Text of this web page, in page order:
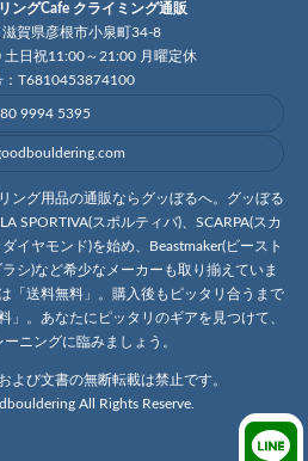
ングCafe クライミング通販
賀県彦根市小泉町34-8
日祝11:00～21:00 月曜定休
：T6810453874100
9994 5395
ング用品の通販ならグッぼるへ。グッぼる
SPORTIVA(スポルティバ)、SCARPA(スカ
イヤモンド)を始め、Beastmaker(ビースト
シ)など希少なメーカーも取り揃えていま
「送料無料」。購入後もピッタリ合うまで
」。あなたにピッタリのギアを見つけて、
ニングに臨みましょう。
よび文書の無断転載は禁止です。
All Rights Reserve.